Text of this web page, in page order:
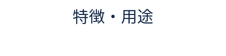
特徴・用途